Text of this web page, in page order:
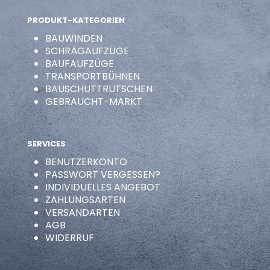
PRODUKT-KATEGORIEN
BAUWINDEN
SCHRÄGAUFZÜGE
BAUFAUFZÜGE
TRANSPORTBÜHNEN
BAUSCHUTTRUTSCHEN
GEBRAUCHT-MARKT
SERVICES
BENUTZERKONTO
PASSWORT VERGESSEN?
INDIVIDUELLES ANGEBOT
ZAHLUNGSARTEN
VERSANDARTEN
AGB
WIDERRUF